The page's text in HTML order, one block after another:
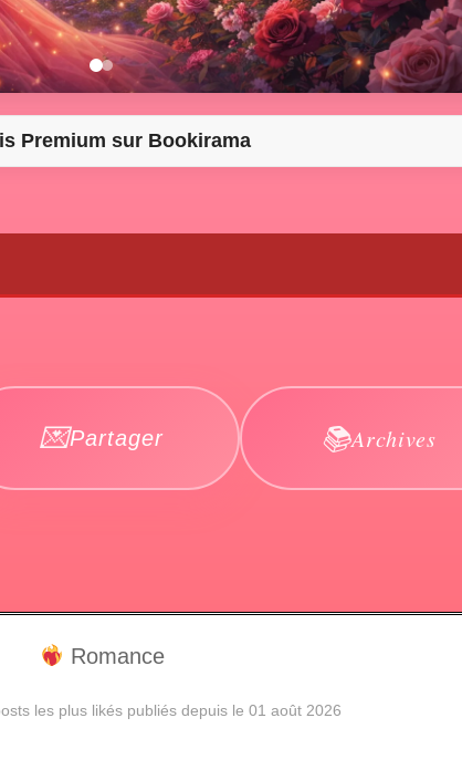
Premium sur Bookirama
Partager Archives
Romance
les plus likés publiés depuis le 01 août 2026